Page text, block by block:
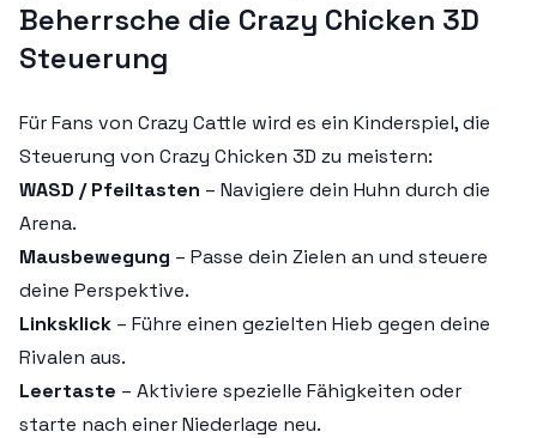
Beherrsche die Crazy Chicken 3D
Steuerung
Für Fans von Crazy Cattle wird es ein Kinderspiel, die
Steuerung von Crazy Chicken 3D zu meistern:
WASD / Pfeiltasten – Navigiere dein Huhn durch die
Arena.
Mausbewegung – Passe dein Zielen an und steuere
deine Perspektive.
Linksklick – Führe einen gezielten Hieb gegen deine
Rivalen aus.
Leertaste – Aktiviere spezielle Fähigkeiten oder
starte nach einer Niederlage neu.